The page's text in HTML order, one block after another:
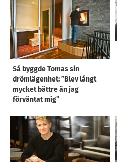
Så byggde Tomas sin
drömlägenhet: ”Blev långt
mycket bättre än jag
förväntat mig”